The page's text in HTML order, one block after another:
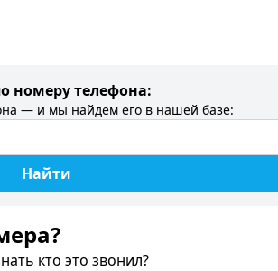
номеру телефона:
— и мы найдем его в нашей базе:
Найти
кто это звонил?